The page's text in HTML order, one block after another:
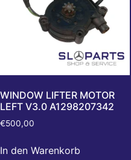
WINDOW LIFTER MOTOR
LEFT V3.0 A1298207342
€500,00
In den Warenkorb